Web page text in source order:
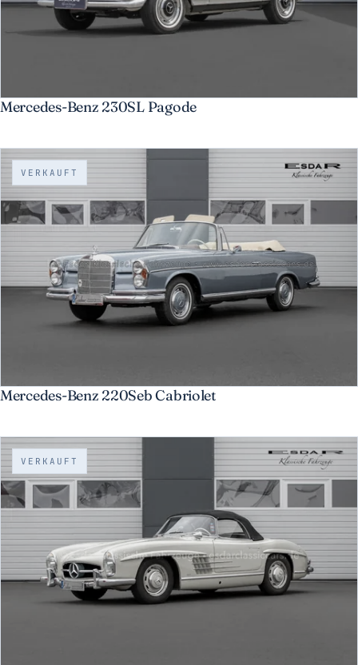
Mercedes-Benz 230SL Pagode
VERKAUFT
Mercedes-Benz 220Seb Cabriolet
VERKAUFT